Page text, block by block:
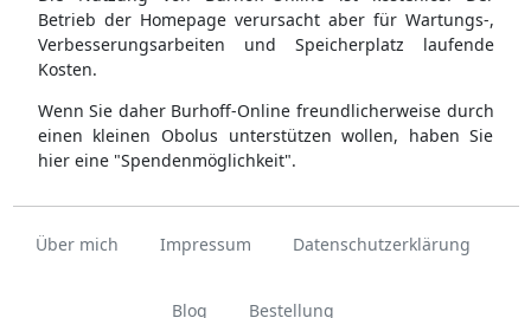
Betrieb der Homepage verursacht aber für Wartungs-,
Verbesserungsarbeiten und Speicherplatz laufende
Kosten.
Wenn Sie daher Burhoff-Online freundlicherweise durch
einen kleinen Obolus unterstützen wollen, haben Sie
hier eine "Spendenmöglichkeit".
Über mich Impressum Datenschutzerklärung
Blog Bestellung